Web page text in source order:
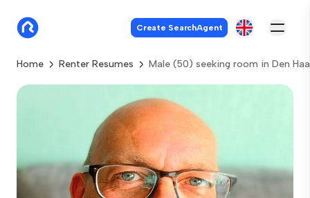
Create SearchAgent
Home Renter Resumes Male (50) seeking room in Den